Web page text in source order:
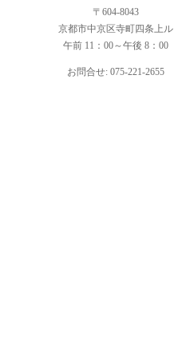
〒604-8043
京都市中京区寺町四条上ル
午前 11：00～午後 8：00
お問合せ: 075-221-2655